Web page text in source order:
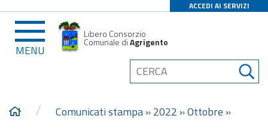
ACCEDI AI SERVIZI
MENU
Libero Consorzio
Comunale diAgrigento
/ Comunicati stampa»2022 »Ottobre »